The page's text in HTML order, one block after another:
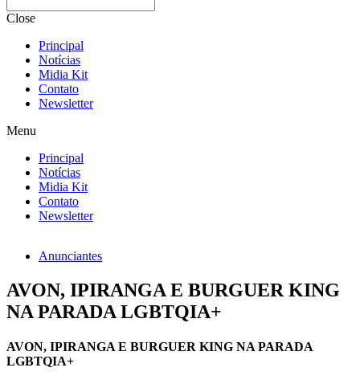
Close
Principal
Notícias
Midia Kit
Contato
Newsletter
Menu
Principal
Notícias
Midia Kit
Contato
Newsletter
Anunciantes
AVON, IPIRANGA E BURGUER KING
NA PARADA LGBTQIA+
AVON, IPIRANGA E BURGUER KING NA PARADA
LGBTQIA+